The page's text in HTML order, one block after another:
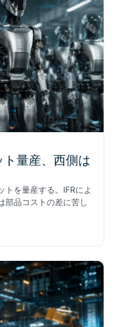
量産、西側は
トを量産する。IFRによ
部品コストの差に苦し